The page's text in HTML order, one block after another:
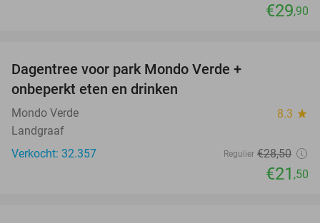
€29,90
Dagentree voor park Mondo Verde +
onbeperkt eten en drinken
Mondo Verde 8.3 star
Landgraaf
Verkocht: 32.357
Regulier €28,50
€21 ,50